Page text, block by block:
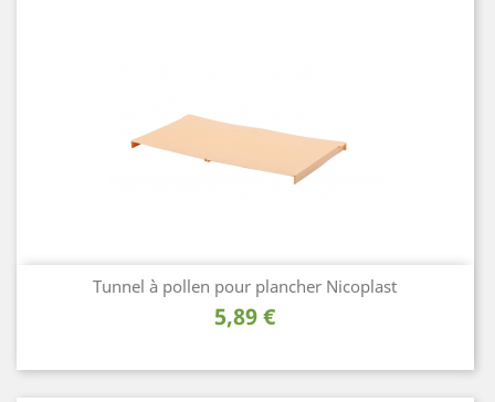
Tunnel à pollen pour plancher Nicoplast
Prix
5,89 €